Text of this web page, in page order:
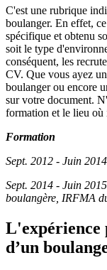
C'est une rubrique
boulanger. En effet,
spécifique et obtenu
soit le type
conséquent, les
CV. Que vous ayez
boulanger ou encore
sur votre document.
formation et le lieu où
Formation
Sept. 2012 - Juin
Sept. 2014 - Juin
boulangère, IRFMA
L'expérience
d’un